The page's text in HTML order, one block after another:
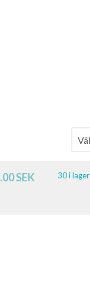
SEK 30 i lager